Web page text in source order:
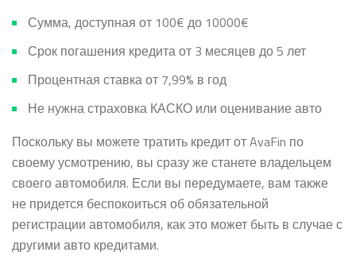
Сумма, доступная от 100€ до 10000€
Срок погашения кредита от 3 месяцев до 5 лет
Процентная ставка от 7,99% в год
Не нужна страховка КАСКО или оценивание авто
Поскольку вы можете тратить кредит от AvaFin по
своему усмотрению, вы сразу же станете владельцем
своего автомобиля. Если вы передумаете, вам также
не придется беспокоиться об обязательной
регистрации автомобиля, как это может быть в случае с
другими авто кредитами.